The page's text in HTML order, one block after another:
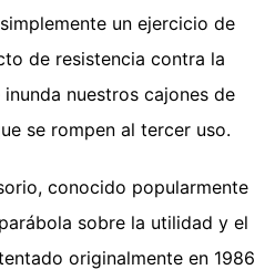
un ejercicio de
de resistencia contra la
nuestros cajones de
se rompen al tercer uso.
conocido popularmente
sobre la utilidad y el
originalmente en 1986